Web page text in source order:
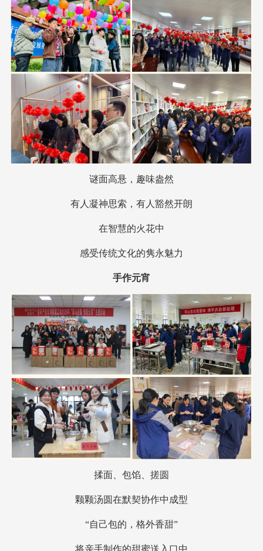
谜面高悬，趣味盎然
有人凝神思索，有人豁然开朗
在智慧的火花中
感受传统文化的隽永魅力
手作元宵
揉面、包馅、搓圆
颗颗汤圆在默契协作中成型
“自己包的，格外香甜”
将亲手制作的甜蜜送入口中